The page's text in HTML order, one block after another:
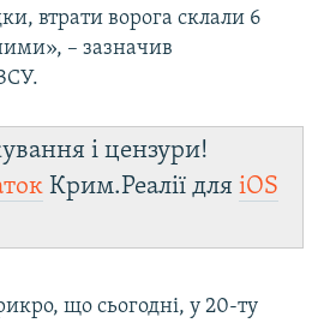
втрати ворога склали 6
– зазначив
і цензури!
Крим.Реалії для iOS
що сьогодні, у 20-ту